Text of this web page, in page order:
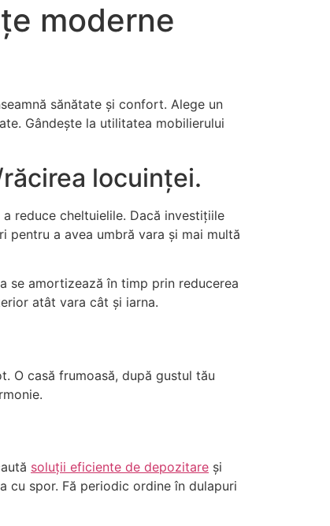
moderne
sănătate și confort. Alege un
Gândește la utilitatea mobilierului
locuinței.
reduce cheltuielile. Dacă investițiile
pentru a avea umbră vara și mai multă
se amortizează în timp prin reducerea
atât vara cât și iarna.
O casă frumoasă, după gustul tău
soluții eficiente de depozitare și
cu spor. Fă periodic ordine în dulapuri